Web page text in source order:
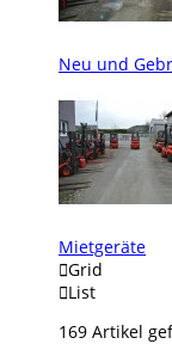
Neu und
Mietgeräte
Grid
List
169 Artikel